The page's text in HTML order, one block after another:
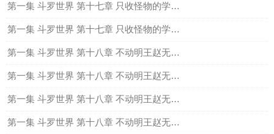
第一集 斗罗世界 第十七章 只收怪物的学院四
第一集 斗罗世界 第十七章 只收怪物的学院五
第一集 斗罗世界 第十八章 不动明王赵无极一
第一集 斗罗世界 第十八章 不动明王赵无极二
第一集 斗罗世界 第十八章 不动明王赵无极三
第一集 斗罗世界 第十八章 不动明王赵无极四